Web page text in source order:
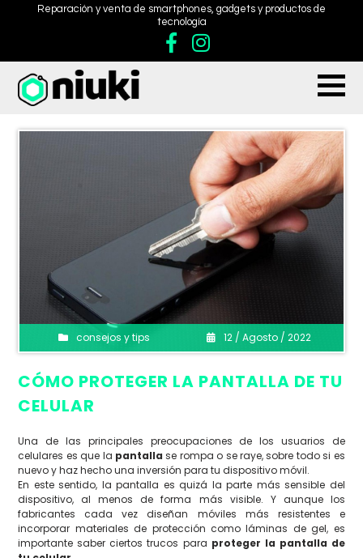
Reparación y venta de smartphones, gadgets y productos de
tecnología
consejos y tips 12 / Agosto / 2022
CÓMO PROTEGER LA PANTALLA DE TU
CELULAR
Una de las principales preocupaciones de los usuarios de
celulares es que la pantalla se rompa o se raye, sobre todo si es
nuevo y haz hecho una inversión para tu dispositivo móvil.
En este sentido, la pantalla es quizá la parte más sensible del
dispositivo, al menos de forma más visible. Y aunque los
fabricantes cada vez diseñan móviles más resistentes e
incorporar materiales de protección como láminas de gel, es
importante saber ciertos trucos para proteger la pantalla de